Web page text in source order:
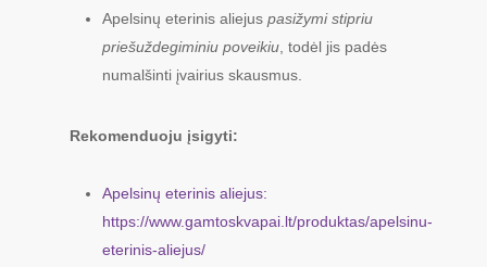
Apelsinų eterinis aliejus pasižymi stipriu
priešuždegiminiu poveikiu , todėl jis padės
numalšinti įvairius skausmus.
Rekomenduoju įsigyti:
Apelsinų eterinis aliejus:
https://www.gamtoskvapai.lt/produktas/apelsinu-
eterinis-aliejus/